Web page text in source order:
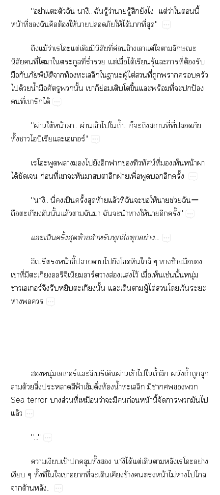
"ย่​​​​..​​ู้​ว่​​ู้​​​ ​ต่​ว่​​​ี้​
น้​ี่​​​​ต้​ให้​​​​ให้​ได้​​ี่​"
​ม้​ว่ต่​​​ิ​ี่​ค่​ข้​​ต่​​​​
ิ​​ี่​​​​​ี่​ร่ำ​​ต่​ื่​ได้​​ู้​​​ี่​ต้​​
​​ิั​​ท้​​​​​ู้​ไต่​​ี่​​​​​
​ด้​น้ำ​​​​ั้​​​ย่​​​ึ้​​ร้​ี่​​​ป้​
​ี่​​​ได้
"ผ่​ใต้​น้​..​ผ่​ข้​​​ถ้ำ..​​​​​ี่​ี่​​​
ั้​​​​​​​ร์"
​​​​​​​​น์​ี่​​​น้​​
ได้​​ก่​ี่​​​​​​​​ฝ่​ื่​​​​ั้
"..​ี่​​ป็​ั้​​ท้​ล้​ี่​​​​ให้​​ช่​ー​
​​​ั้​ล้​​​​​​​​ให้​​​ั้"
​ป็​ั้​​ท้​​​ิ่​​ย่...
​​น้​ี้​​​​​​​ล้​​ซ้​​​
​ี่​​​​ิ​ร์​ส่​​ไว้​ื่​​ช่​ั้​ุ่​
​​ร์​​​​ั้​​​​ู้​ไต่​​​ว้​​
ห่​​
​ุ่​​ร์​​​ผ่​ข้​​​ถ้ำ​​​ถ้ำ​​​
​ด้​ิ่​​​ฟ้​ข้​ั่​ท้​น้ำ​​​​​​​​
Sea​terror​​ส่​ี่​​ว่​​​​ก่​น้​ี้​​​​​​
ล้
"..."
​​ข้​​​ั้​​ได้​ต่​​​ย่​
​ั้​ี่​​​​​ี่​​​​ข้​​​น้​ไม่​ห่​​​
​ด้​..